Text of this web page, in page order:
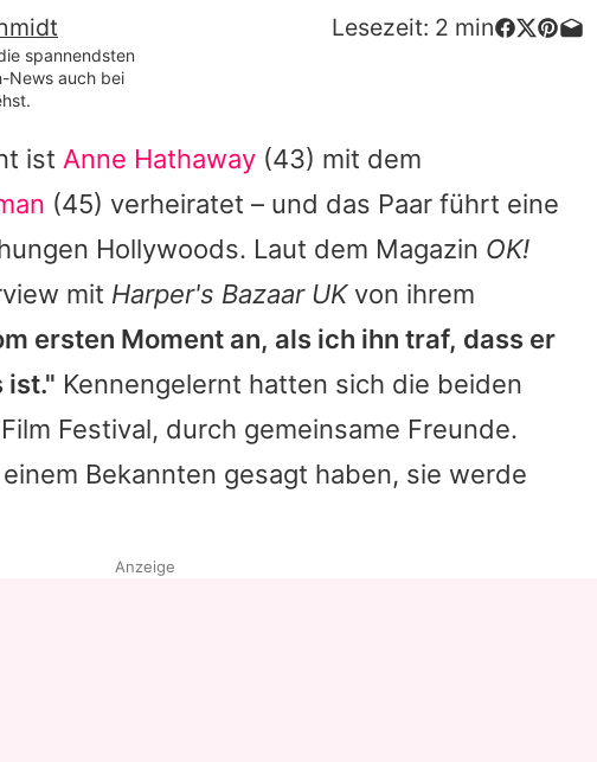
Familie & Liebe
Alle Themen auf Promiflash
App runterladen
Team
Redaktionelle Richtlinien
Impressum
Datenschutzerklärung
Lesezeit: 2 min
spannendsten
News auch bei
ist Anne Hathaway (43) mit dem
(45) verheiratet – und das Paar führt eine
Hollywoods. Laut dem Magazin OK!
mit Harper's Bazaar UKvon ihrem
ersten Moment an, als ich ihn traf, dass er
ist." Kennengelernt hatten sich die beiden
Festival, durch gemeinsame Freunde.
Bekannten gesagt haben, sie werde
Anzeige